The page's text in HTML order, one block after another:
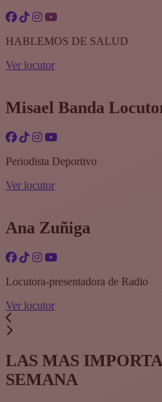
HABLEMOS DE SALUD
Ver locutor
Misael Banda
Periodista Deportivo
Ver locutor
Ana Zuñiga
Locutora-presentadora de Radio
Ver locutor
LAS MAS
SEMANA